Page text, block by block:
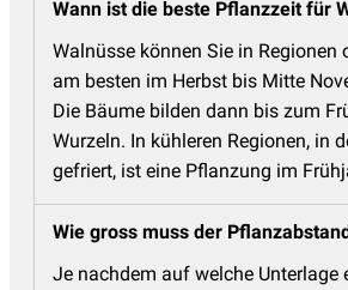
Wann ist die beste Pflanzzeit für
Walnüsse können Sie in Regionen
am besten im Herbst bis Mitte
Die Bäume bilden dann bis zum
Wurzeln. In kühleren Regionen, in
gefriert, ist eine Pflanzung im
Wie gross muss der
Je nachdem auf welche Unterlage